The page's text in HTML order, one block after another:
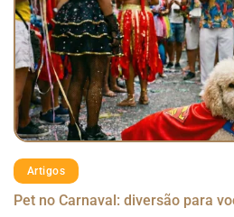
Artigos
Pet no Carnaval: diversão para